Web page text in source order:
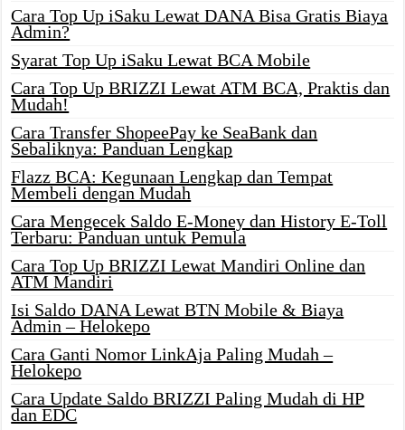
Cara Top Up iSaku Lewat DANA Bisa Gratis Biaya
Admin?
Syarat Top Up iSaku Lewat BCA Mobile
Cara Top Up BRIZZI Lewat ATM BCA, Praktis dan
Mudah!
Cara Transfer ShopeePay ke SeaBank dan
Sebaliknya: Panduan Lengkap
Flazz BCA: Kegunaan Lengkap dan Tempat
Membeli dengan Mudah
Cara Mengecek Saldo E-Money dan History E-Toll
Terbaru: Panduan untuk Pemula
Cara Top Up BRIZZI Lewat Mandiri Online dan
ATM Mandiri
Isi Saldo DANA Lewat BTN Mobile & Biaya
Admin – Helokepo
Cara Ganti Nomor LinkAja Paling Mudah –
Helokepo
Cara Update Saldo BRIZZI Paling Mudah di HP
dan EDC